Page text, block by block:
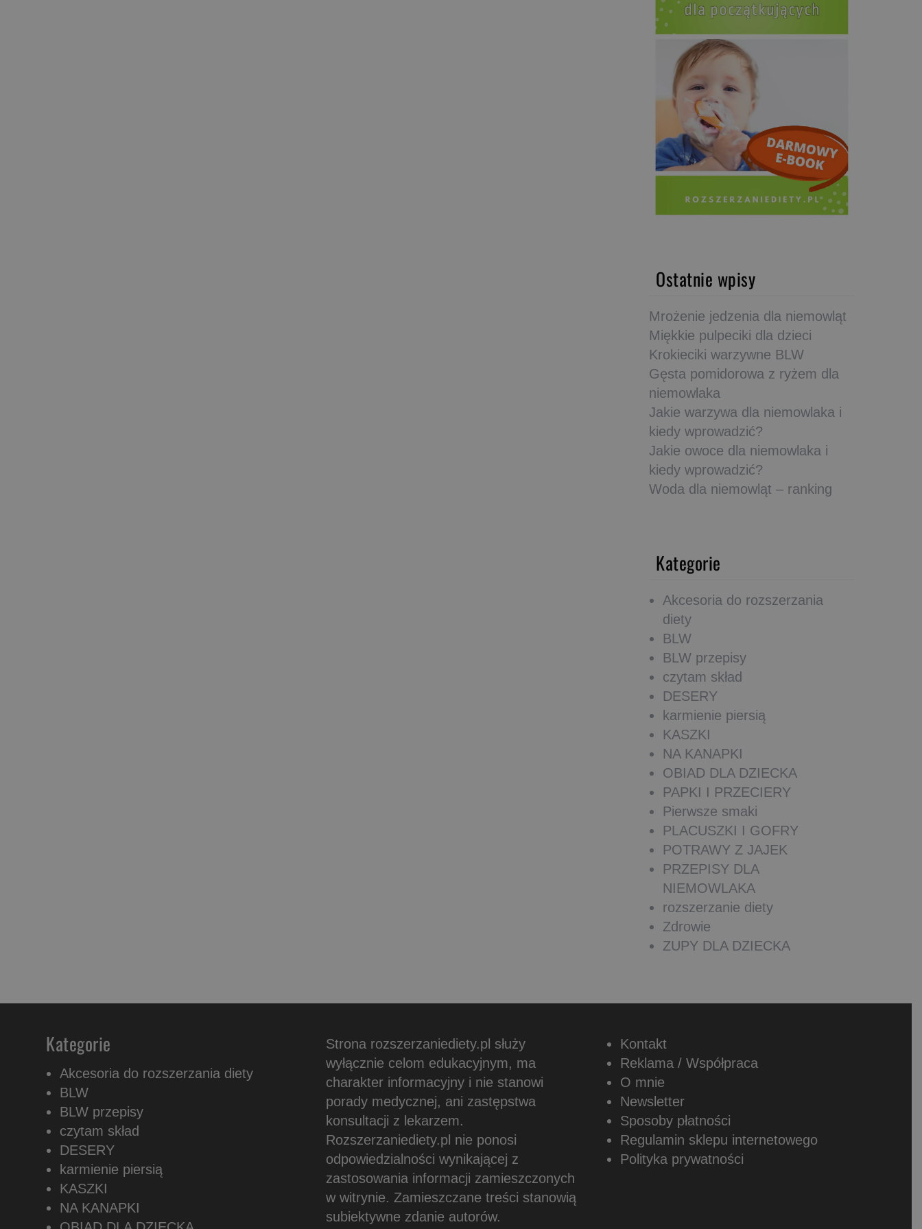
Ostatnie wpisy
Mrożenie jedzenia dla niemowląt
Miękkie pulpeciki dla dzieci
Krokieciki warzywne BLW
Gęsta pomidorowa z ryżem dla
niemowlaka
Jakie warzywa dla niemowlaka i
kiedy wprowadzić?
Jakie owoce dla niemowlaka i
kiedy wprowadzić?
Woda dla niemowląt – ranking
Kategorie
Akcesoria do rozszerzania
diety
BLW
BLW przepisy
czytam skład
DESERY
karmienie piersią
KASZKI
NA KANAPKI
OBIAD DLA DZIECKA
PAPKI I PRZECIERY
Pierwsze smaki
PLACUSZKI I GOFRY
POTRAWY Z JAJEK
PRZEPISY DLA
NIEMOWLAKA
rozszerzanie diety
Zdrowie
ZUPY DLA DZIECKA
Kategorie
Akcesoria do rozszerzania diety
BLW
BLW przepisy
czytam skład
DESERY
karmienie piersią
KASZKI
NA KANAPKI
Strona rozszerzaniediety.pl służy
wyłącznie celom edukacyjnym, ma
charakter informacyjny i nie stanowi
porady medycznej, ani zastępstwa
konsultacji z lekarzem.
Rozszerzaniediety.pl nie ponosi
odpowiedzialności wynikającej z
zastosowania informacji zamieszczonych
w witrynie. Zamieszczane treści stanowią
subiektywne zdanie autorów.
Kontakt
Reklama / Współpraca
O mnie
Newsletter
Sposoby płatności
Regulamin sklepu internetowego
Polityka prywatności